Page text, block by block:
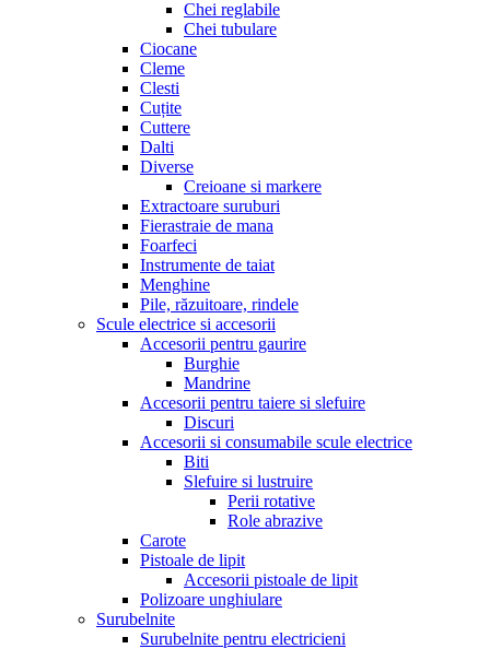
Chei reglabile
Chei tubulare
Ciocane
Cleme
Clesti
Cuțite
Cuttere
Dalti
Diverse
Creioane si markere
Extractoare suruburi
Fierastraie de mana
Foarfeci
Instrumente de taiat
Menghine
Pile, răzuitoare, rindele
Scule electrice si accesorii
Accesorii pentru gaurire
Burghie
Mandrine
Accesorii pentru taiere si slefuire
Discuri
Accesorii si consumabile scule electrice
Biti
Slefuire si lustruire
Perii rotative
Role abrazive
Carote
Pistoale de lipit
Accesorii pistoale de lipit
Polizoare unghiulare
Surubelnite
Surubelnite pentru electricieni